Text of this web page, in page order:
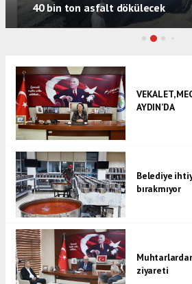
KDZ. EREĞLİ 23 NİSAN
VEKALET,
AYDIN’DA
Belediye
bırakmıyor
ziyareti